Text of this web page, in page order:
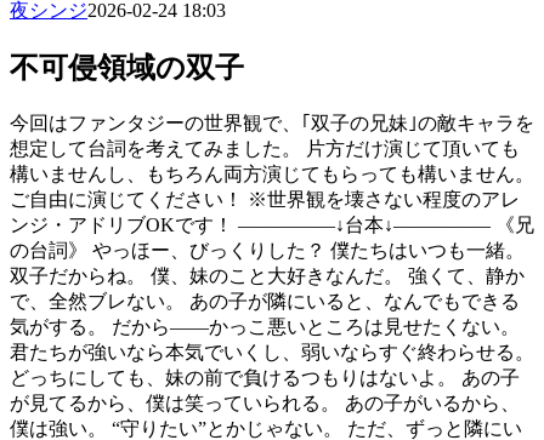
夜シンジ2026-02-24 18:03
不可侵領域の双子
今回はファンタジーの世界観で、｢双子の兄妹｣の敵キャラを
想定して台詞を考えてみました。 片方だけ演じて頂いても
構いませんし、もちろん両方演じてもらっても構いません。
ご自由に演じてください！ ※世界観を壊さない程度のアレ
ンジ・アドリブOKです！ ―――――↓台本↓――――― 《兄
の台詞》 やっほー、びっくりした？ 僕たちはいつも一緒。
双子だからね。 僕、妹のこと大好きなんだ。 強くて、静か
で、全然ブレない。 あの子が隣にいると、なんでもできる
気がする。 だから——かっこ悪いところは見せたくない。
君たちが強いなら本気でいくし、弱いならすぐ終わらせる。
どっちにしても、妹の前で負けるつもりはないよ。 あの子
が見てるから、僕は笑っていられる。 あの子がいるから、
僕は強い。 “守りたい”とかじゃない。 ただ、ずっと隣にい